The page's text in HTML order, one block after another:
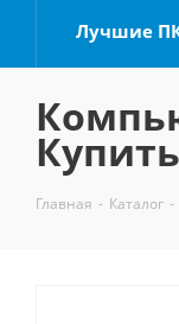
Лучшие
Главная - Каталог -